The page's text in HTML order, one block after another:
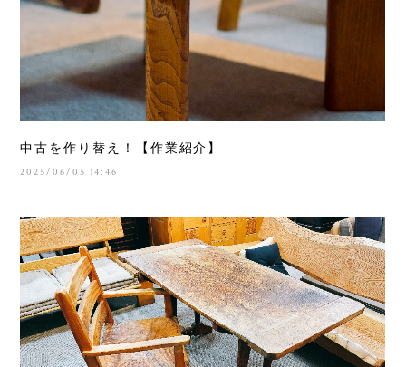
中古を作り替え！【作業紹介】
2025/06/05 14:46